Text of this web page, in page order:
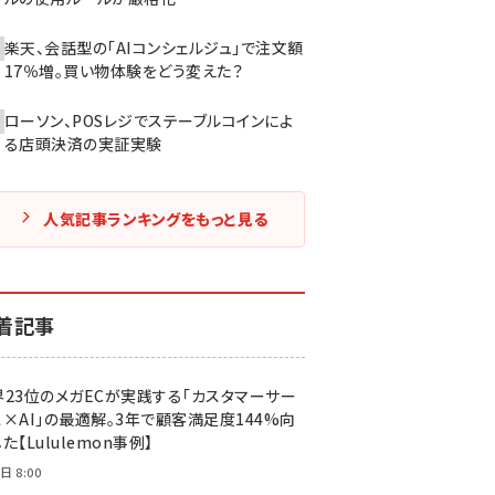
楽天、会話型の「AIコンシェルジュ」で注文額
17％増。買い物体験をどう変えた？
ローソン、POSレジでステーブルコインによ
る店頭決済の実証実験
人気記事ランキングをもっと見る
記事
位のメガECが実践する「カスタマーサー
×AI」の最適解。3年で顧客満足度144%向
【Lululemon事例】
8:00